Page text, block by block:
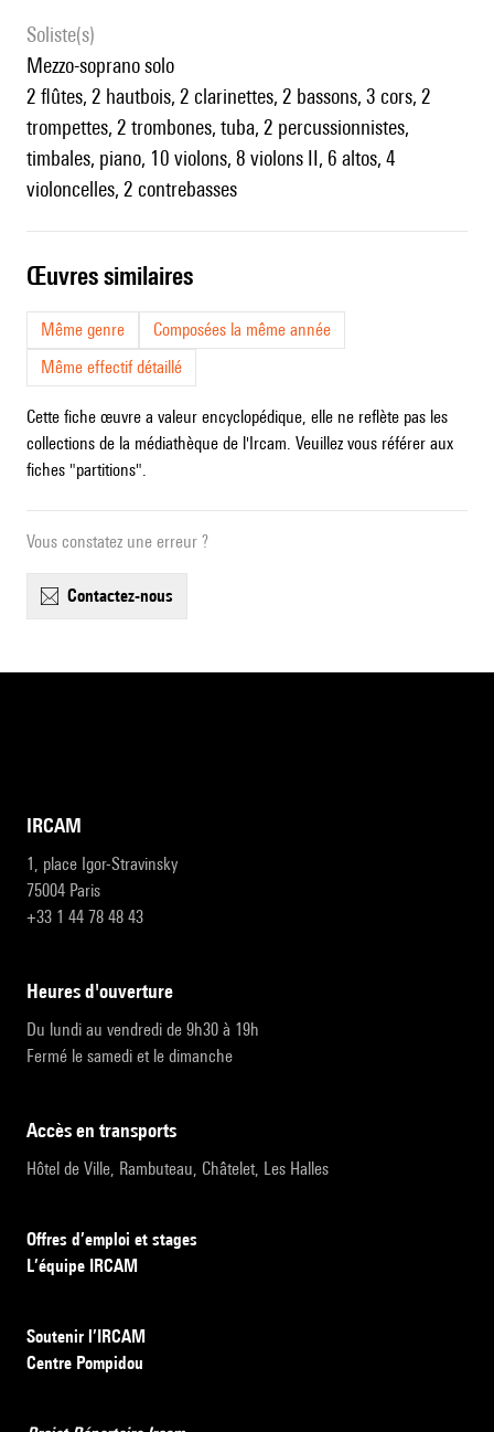
Soliste(s)
mezzo-soprano solo
2 flûtes, 2 hautbois, 2 clarinettes, 2 bassons, 3 cors, 2
trompettes, 2 trombones, tuba, 2 percussionnistes,
timbales, piano, 10 violons, 8 violons II, 6 altos, 4
violoncelles, 2 contrebasses
œuvres similaires
Même genre
Composées la même année
Même effectif détaillé
Cette fiche œuvre a valeur encyclopédique, elle ne reflète pas les
collections de la médiathèque de l'Ircam. Veuillez vous référer aux
fiches "partitions".
Vous constatez une erreur ?
contactez-nous
IRCAM
1, place Igor-Stravinsky
75004 Paris
+33 1 44 78 48 43
heures d'ouverture
Du lundi au vendredi de 9h30 à 19h
Fermé le samedi et le dimanche
accès en transports
Hôtel de Ville, Rambuteau, Châtelet, Les Halles
Offres d’emploi et stages
L’équipe IRCAM
Soutenir l’IRCAM
Centre Pompidou